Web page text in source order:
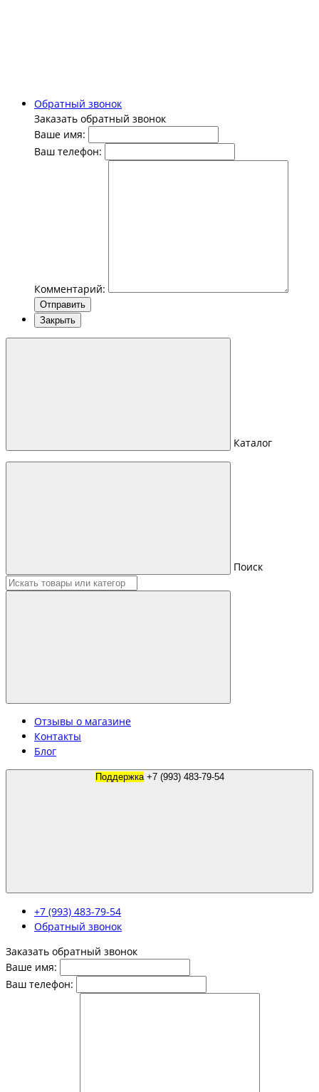
Обратный звонок
Заказать обратный звонок
Ваше имя:
Ваш телефон:
Комментарий:
Отправить
Закрыть
Каталог
Поиск
Отзывы о магазине
Контакты
Блог
Поддержка +7 (993) 483-79-54
+7 (993) 483-79-54
Обратный звонок
Заказать обратный звонок
Ваше имя:
Ваш телефон: